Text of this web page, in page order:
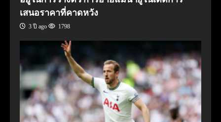
เสนอราคาที่คาดหวัง
3 ปี ago 1798